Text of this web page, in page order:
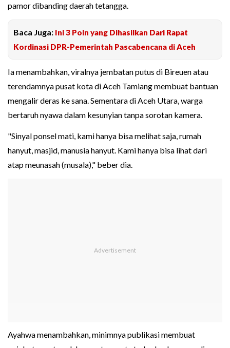
pamor dibanding daerah tetangga.
Baca Juga: Ini 3 Poin yang Dihasilkan Dari Rapat
Kordinasi DPR-Pemerintah Pascabencana di Aceh
Ia menambahkan, viralnya jembatan putus di Bireuen atau
terendamnya pusat kota di Aceh Tamiang membuat bantuan
mengalir deras ke sana. Sementara di Aceh Utara, warga
bertaruh nyawa dalam kesunyian tanpa sorotan kamera.
"Sinyal ponsel mati, kami hanya bisa melihat saja, rumah
hanyut, masjid, manusia hanyut. Kami hanya bisa lihat dari
atap meunasah (musala)," beber dia.
Ayahwa menambahkan, minimnya publikasi membuat